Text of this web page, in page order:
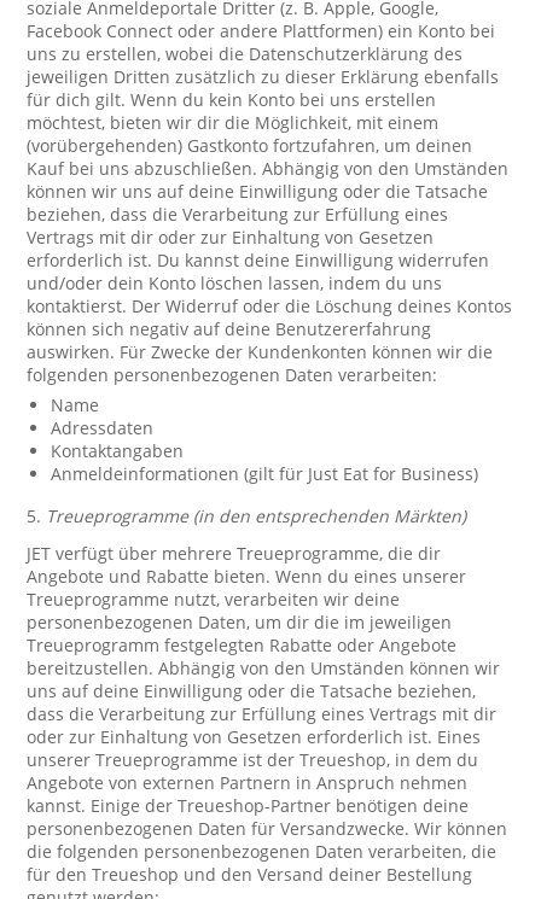
soziale Anmeldeportale Dritter (z. B. Apple, Google,
Facebook Connect oder andere Plattformen) ein Konto bei
uns zu erstellen, wobei die Datenschutzerklärung des
jeweiligen Dritten zusätzlich zu dieser Erklärung ebenfalls
für dich gilt. Wenn du kein Konto bei uns erstellen
möchtest, bieten wir dir die Möglichkeit, mit einem
(vorübergehenden) Gastkonto fortzufahren, um deinen
Kauf bei uns abzuschließen. Abhängig von den Umständen
können wir uns auf deine Einwilligung oder die Tatsache
beziehen, dass die Verarbeitung zur Erfüllung eines
Vertrags mit dir oder zur Einhaltung von Gesetzen
erforderlich ist. Du kannst deine Einwilligung widerrufen
und/oder dein Konto löschen lassen, indem du uns
kontaktierst. Der Widerruf oder die Löschung deines Kontos
können sich negativ auf deine Benutzererfahrung
auswirken. Für Zwecke der Kundenkonten können wir die
folgenden personenbezogenen Daten verarbeiten:
Name
Adressdaten
Kontaktangaben
Anmeldeinformationen (gilt für Just Eat for Business)
5. Treueprogramme (in den entsprechenden Märkten)
JET verfügt über mehrere Treueprogramme, die dir
Angebote und Rabatte bieten. Wenn du eines unserer
Treueprogramme nutzt, verarbeiten wir deine
personenbezogenen Daten, um dir die im jeweiligen
Treueprogramm festgelegten Rabatte oder Angebote
bereitzustellen. Abhängig von den Umständen können wir
uns auf deine Einwilligung oder die Tatsache beziehen,
dass die Verarbeitung zur Erfüllung eines Vertrags mit dir
oder zur Einhaltung von Gesetzen erforderlich ist. Eines
unserer Treueprogramme ist der Treueshop, in dem du
Angebote von externen Partnern in Anspruch nehmen
kannst. Einige der Treueshop-Partner benötigen deine
personenbezogenen Daten für Versandzwecke. Wir können
die folgenden personenbezogenen Daten verarbeiten, die
für den Treueshop und den Versand deiner Bestellung